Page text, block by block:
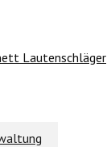
Lautenschläger